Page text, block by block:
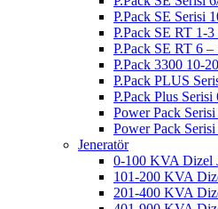
P.Pack SE Serisi
P.Pack SE RT 1-
P.Pack SE RT 6
P.Pack 3300 10-
P.Pack PLUS
P.Pack Plus
Power Pack
Power Pack
Jeneratör
0-100 KVA Dizel
101-200 KVA
201-400 KVA